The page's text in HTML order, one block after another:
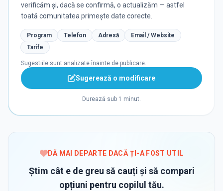
verificăm și, dacă se confirmă, o actualizăm — astfel
toată comunitatea primește date corecte.
Program Telefon Adresă
Email / Website
Tarife
Sugestiile sunt analizate înainte de publicare.
Sugerează o modificare
Durează sub 1 minut.
DĂ MAI DEPARTE DACĂ ȚI-A FOST UTIL
Știm cât e de greu să cauți și să compari
opțiuni pentru copilul tău.